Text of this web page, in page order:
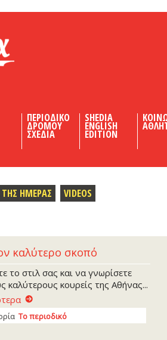
ΠΕΡΙΟΔΙΚΟ
ΔΡΟΜΟΥ
ΣΧΕΔΙΑ
SHEDIA
ENGLISH
EDITION
ΗΜΕΡΑΣ VIDEOS
καλύτερο σκοπό
το στιλ σας και να γνωρίσετε
καλύτερους κουρείς της Αθήνας...
Το περιοδικό